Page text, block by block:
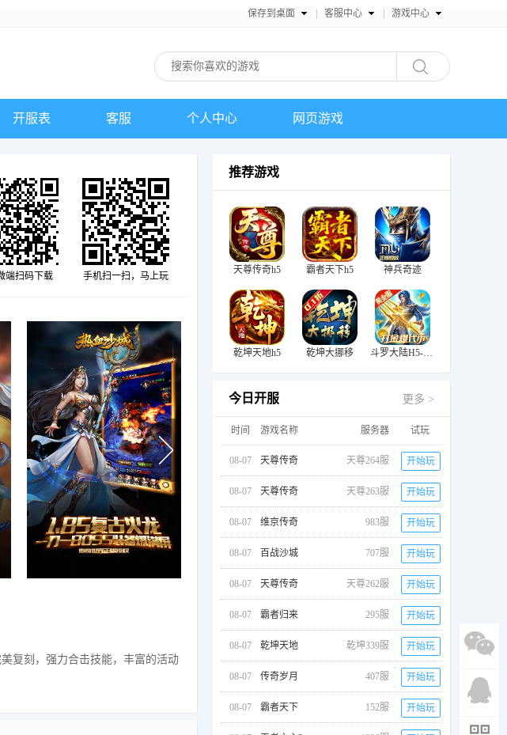
保存到桌面 客服中心 游戏中心
开服表 客服 个人中心 网页游戏
端扫码下载 手机扫一扫，马上玩
复刻，强力合击技能，丰富的活动
推荐游戏
天尊传奇h5 霸者天下h5 神兵奇迹
乾坤天地h5 乾坤大挪移 斗罗大陆H5-极速黄金版
今日开服 更多 >
时间 游戏名称 服务器 试玩
08-07 天尊传奇 天尊264服 开始玩
08-07 天尊传奇 天尊263服 开始玩
08-07 维京传奇 983服 开始玩
08-07 百战沙城 707服 开始玩
08-07 天尊传奇 天尊262服 开始玩
08-07 霸者归来 295服 开始玩
08-07 乾坤天地 乾坤339服 开始玩
08-07 传奇岁月 407服 开始玩
08-07 霸者天下 152服 开始玩